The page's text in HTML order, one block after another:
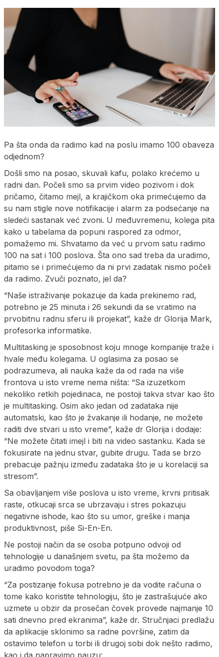
Pa šta onda da radimo kad na poslu imamo 100 obaveza
odjednom?
Došli smo na posao, skuvali kafu, polako krećemo u
radni dan. Počeli smo sa prvim video pozivom i dok
pričamo, čitamo mejl, a krajičkom oka primećujemo da
su nam stigle nove notifikacije i alarm za podsećanje na
sledeći sastanak već zvoni. U međuvremenu, kolega pita
kako u tabelama da popuni raspored za odmor,
pomažemo mi. Shvatamo da već u prvom satu radimo
100 na sat i 100 poslova. Šta ono sad treba da uradimo,
pitamo se i primećujemo da ni prvi zadatak nismo počeli
da radimo. Zvuči poznato, jel da?
“Naše istraživanje pokazuje da kada prekinemo rad,
potrebno je 25 minuta i 26 sekundi da se vratimo na
prvobitnu radnu sferu ili projekat”, kaže dr Glorija Mark,
profesorka informatike.
Multitasking je sposobnost koju mnoge kompanije traže i
hvale među kolegama. U oglasima za posao se
podrazumeva, ali nauka kaže da od rada na više
frontova u isto vreme nema ništa: “Sa izuzetkom
nekoliko retkih pojedinaca, ne postoji takva stvar kao što
je multitasking. Osim ako jedan od zadataka nije
automatski, kao što je žvakanje ili hodanje, ne možete
raditi dve stvari u isto vreme”, kaže dr Glorija i dodaje:
“Ne možete čitati imejl i biti na video sastanku. Kada se
fokusirate na jednu stvar, gubite drugu. Tada se brzo
prebacuje pažnju između zadataka što je u korelaciji sa
stresom”.
Sa obavljanjem više poslova u isto vreme, krvni pritisak
raste, otkucaji srca se ubrzavaju i stres pokazuju
negativne ishode, kao što su umor, greške i manja
produktivnost, piše Si-En-En.
Ne postoji način da se osoba potpuno odvoji od
tehnologije u današnjem svetu, pa šta možemo da
uradimo povodom toga?
“Za postizanje fokusa potrebno je da vodite računa o
tome kako koristite tehnologiju, što je zastrašujuće ako
uzmete u obzir da prosečan čovek provede najmanje 10
sati dnevno pred ekranima”, kaže dr. Stručnjaci predlažu
da aplikacije sklonimo sa radne površine, zatim da
ostavimo telefon u torbi ili drugoj sobi dok nešto radimo,